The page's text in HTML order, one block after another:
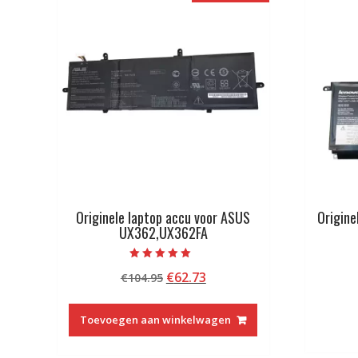
Originele laptop accu voor ASUS
UX362,UX362FA
5.00
van 5
€104.95 Oorspronkelijke
was:
€104.95.
€62.73Huidige
€62.73.
Toevoegen aan winkelwagen